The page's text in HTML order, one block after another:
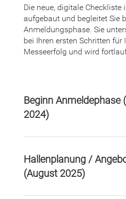
Die neue, digitale
aufgebaut und begleitet Sie
Anmeldungsphase. Sie
bei Ihren ersten Schritten für
Messeerfolg und wird
Beginn Anmeldephase
2024)
Hallenplanung /
(August 2025)